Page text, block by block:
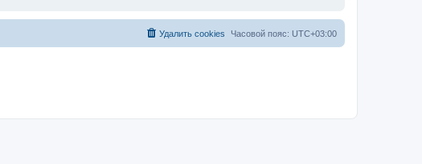
Часовой пояс: UTC+03:00
Удалить cookies